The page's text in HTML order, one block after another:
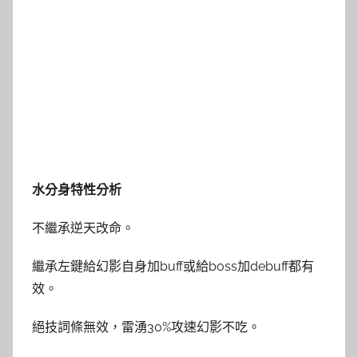
水分身特性分析
不繼承逆天改命。
繼承左鍵給幻影自身加buff或給boss加debuff都有
效。
絕技詞條無效，雷湧30%攻速幻影不吃。